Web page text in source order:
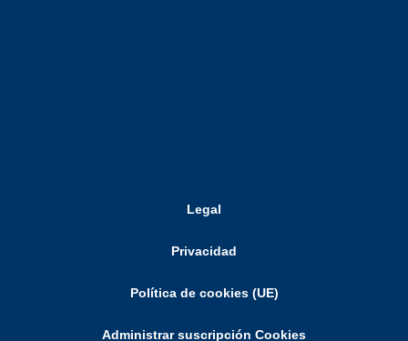
Legal
Privacidad
Política de cookies (UE)
Administrar suscripción Cookies